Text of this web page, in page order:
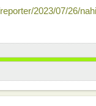
2023/07/26/